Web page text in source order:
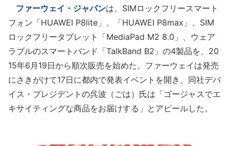
ファーウェイ・ジャパンは、SIMロックフリースマート
フォン「HUAWEI P8lite」、「HUAWEI P8max」、SIM
ロックフリータブレット「MediaPad M2 8.0」、ウェア
ラブルのスマートバンド「TalkBand B2」の4製品を、20
15年6月19日から順次販売を始めた。ファーウェイは発売
にさきがけて17日に都内で発表イベントを開き、同社デバ
イス・プレジデントの呉波（ごは）氏は「ゴージャスでエ
キサイティングな商品をお届けする」とアピールした。